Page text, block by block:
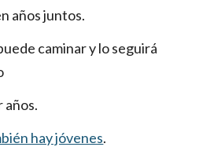
años juntos.
caminar y lo seguirá
años.
hay jóvenes.